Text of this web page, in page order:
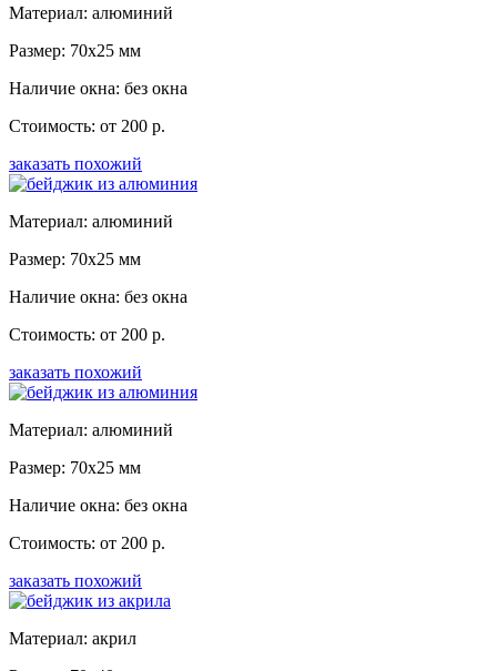
Материал: алюминий
Размер: 70x25 мм
Наличие окна: без окна
Стоимость: от 200 р.
заказать похожий
Материал: алюминий
Размер: 70x25 мм
Наличие окна: без окна
Стоимость: от 200 р.
заказать похожий
Материал: алюминий
Размер: 70x25 мм
Наличие окна: без окна
Стоимость: от 200 р.
заказать похожий
Материал: акрил